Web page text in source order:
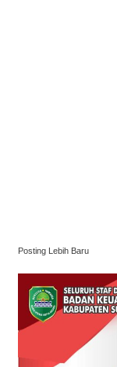
Posting Lebih Baru